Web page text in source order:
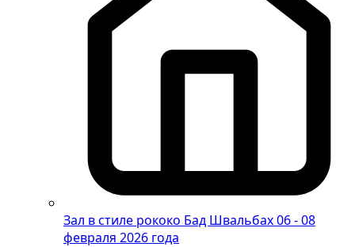
Зал в стиле рококо Бад Швальбах06 - 08
февраля 2026 года